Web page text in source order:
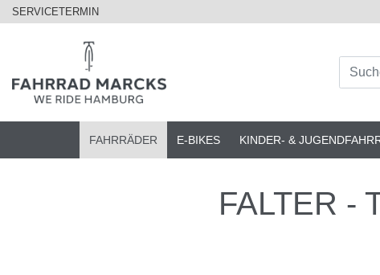
SERVICETERMIN
FAHRRÄDER E-BIKES KINDER- &
FALTER -